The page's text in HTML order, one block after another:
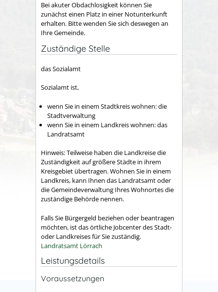
Bei akuter Obdachlosigkeit können Sie
zunächst einen Platz in einer Notunterkunft
erhalten. Bitte wenden Sie sich deswegen an
Ihre Gemeinde.
Zuständige Stelle
das Sozialamt
Sozialamt ist,
wenn Sie in einem Stadtkreis wohnen: die
Stadtverwaltung
wenn Sie in einem Landkreis wohnen: das
Landratsamt
Hinweis: Teilweise haben die Landkreise die
Zuständigkeit auf größere Städte in ihrem
Kreisgebiet übertragen. Wohnen Sie in einem
Landkreis, kann Ihnen das Landratsamt oder
die Gemeindeverwaltung Ihres Wohnortes die
zuständige Behörde nennen.
Falls Sie Bürgergeld beziehen oder beantragen
möchten, ist das örtliche Jobcenter des Stadt-
oder Landkreises für Sie zuständig.
Landratsamt Lörrach
Leistungsdetails
Voraussetzungen